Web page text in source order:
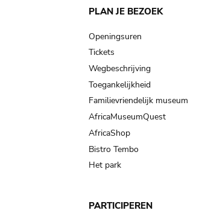
Main
navigation
PLAN JE BEZOEK
Openingsuren
Tickets
Wegbeschrijving
Toegankelijkheid
Familievriendelijk museum
AfricaMuseumQuest
AfricaShop
Bistro Tembo
Het park
PARTICIPEREN